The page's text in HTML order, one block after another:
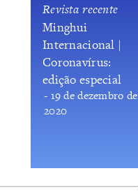
Revista recente
Minghui
Internacional |
Coronavírus:
edição especial
- 19 de dezembro de
2020